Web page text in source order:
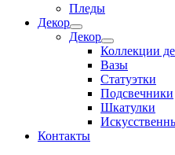
Пледы
Декор
Декор
Коллекции
Вазы
Статуэтки
Подсвечники
Шкатулки
Контакты